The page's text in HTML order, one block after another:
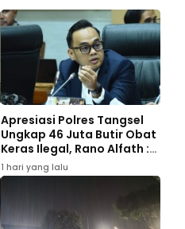
Apresiasi Polres Tangsel
Ungkap 46 Juta Butir Obat
Keras Ilegal, Rano Alfath :
Bukti Tetap Profesional
Jalankan Tugas
1 hari yang lalu